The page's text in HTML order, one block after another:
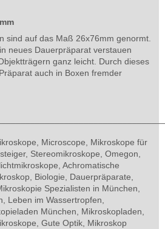
sind auf das Maß 26x76mm genormt.
neues Dauerpräparat verstauen
ganz leicht. Durch dieses
auch in Boxen fremder
Microscope, Mikroskope für
Stereomikroskope, Omegon,
Achromatische
Biologie, Dauerpräparate,
Spezialisten in München,
Leben im Wassertropfen,
München, Mikroskopladen,
Gute Optik, Mikroskop